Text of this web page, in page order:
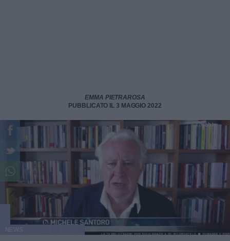
EMMA PIETRAROSA
PUBBLICATO IL 3 MAGGIO 2022